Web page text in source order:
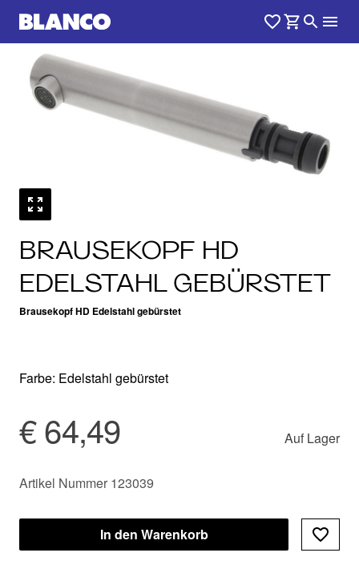
BRAUSEKOPF HD
EDELSTAHL GEBÜRSTET
Brausekopf HD Edelstahl gebürstet
Farbe: Edelstahl gebürstet
€ 64,49 Auf Lager
Artikel Nummer 123039
In den Warenkorb